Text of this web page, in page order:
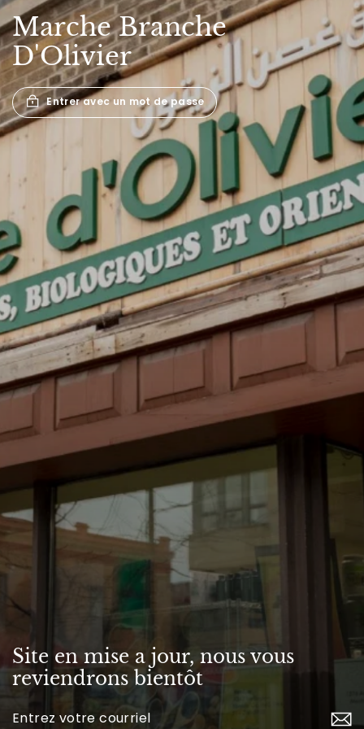
MarcheBranche
D'Olivier
Entrer avec un mot de passe
Site en mise a jour, nous vous
reviendrons bientôt
Inscrivez-